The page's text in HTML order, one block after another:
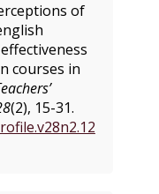
of
courses in
(2), 15-31.